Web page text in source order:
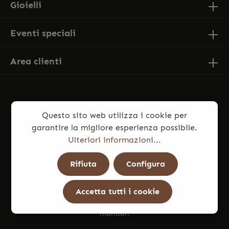
Gioielli
Eventi speciali
Area clienti
* Tutti i prezzi sono comprensivi di IVA più
spese di spedizione
ed eventuali spese di consegna, se non
diversamente indicato.
Le foto dei prodotti potrebbero presentare lievi differenze
di colore rispetto all’articolo reale, dovute a illuminazione e
monitor.
Questo sito web utilizza i cookie per
garantire la migliore esperienza possibile.
Ulteriori informazioni...
Rifiuta Configura
Accetta tutti i cookie